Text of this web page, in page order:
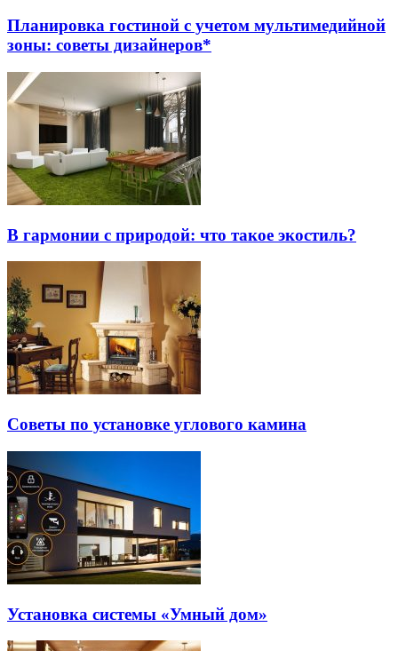
Планировка гостиной с учетом мультимедийной
зоны: советы дизайнеров*
В гармонии с природой: что такое экостиль?
Советы по установке углового камина
Установка системы «Умный дом»